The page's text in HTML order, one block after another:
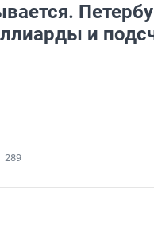
и
289